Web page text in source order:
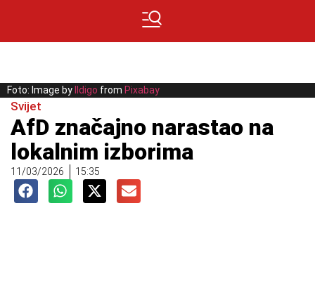
Foto: Image by Ildigo from Pixabay
Svijet
AfD značajno narastao na
lokalnim izborima
11/03/2026 15:35